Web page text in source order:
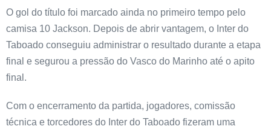
O gol do título foi marcado ainda no primeiro tempo pelo
camisa 10 Jackson. Depois de abrir vantagem, o Inter do
Taboado conseguiu administrar o resultado durante a etapa
final e segurou a pressão do Vasco do Marinho até o apito
final.
Com o encerramento da partida, jogadores, comissão
técnica e torcedores do Inter do Taboado fizeram uma